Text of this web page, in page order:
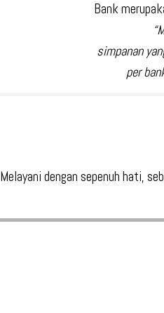
Bank
simpanan
per
Melayani dengan sepenuh hati,